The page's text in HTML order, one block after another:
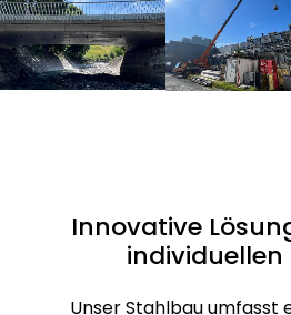
Innovative
individuellen
Unser Stahlbau umfasst